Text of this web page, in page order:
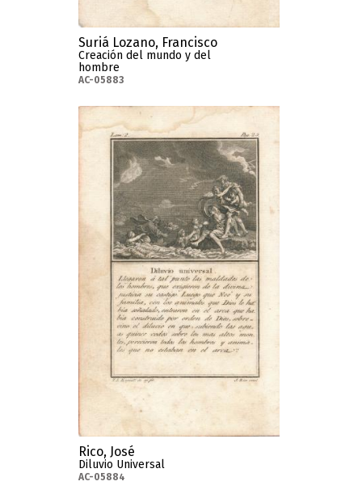
Suriá Lozano, Francisco
Creación del mundo y del
hombre
AC-05883
Rico, José
Diluvio Universal
AC-05884